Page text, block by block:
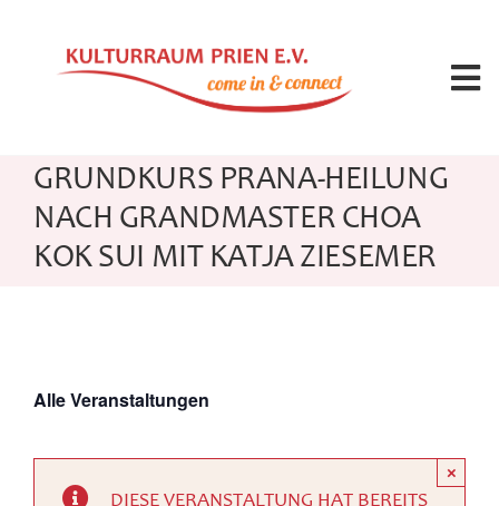
springen
Angebote
Über uns
GRUNDKURS PRANA-HEILUNG
NACH GRANDMASTER CHOA
KOK SUI MIT KATJA ZIESEMER
Alle Veranstaltungen
DIESE VERANSTALTUNG HAT BEREITS
×